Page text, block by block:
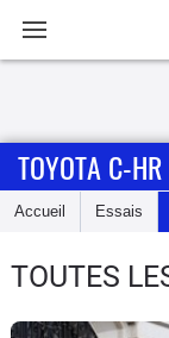
Accueil
Essais
TOYOTA C-HR
Accueil Essais
TOUTES